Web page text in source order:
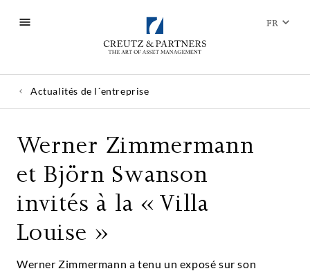
FR
Actualités de l´entreprise
Werner Zimmermann
et Björn Swanson
invités à la « Villa
Louise »
Werner Zimmermann a tenu un exposé sur son